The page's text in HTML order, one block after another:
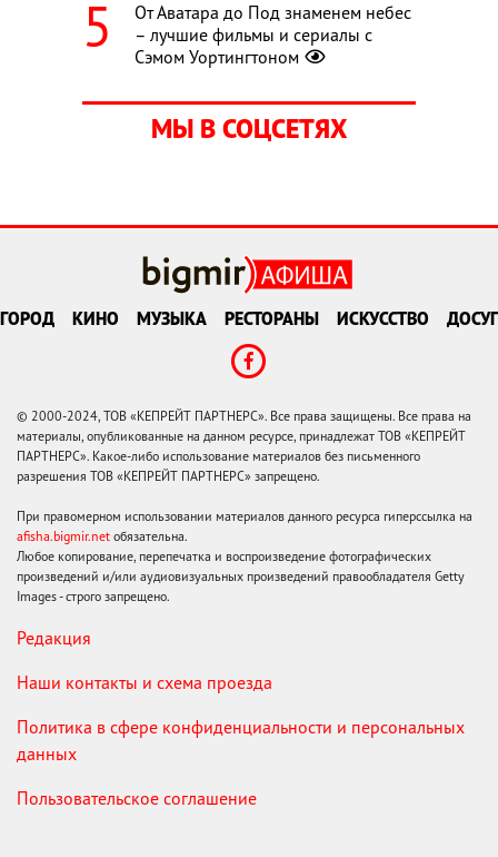
От Аватара до Под знаменем небес
– лучшие фильмы и сериалы с
Сэмом Уортингтоном
МЫ В СОЦСЕТЯХ
ГОРОД КИНО МУЗЫКА РЕСТОРАНЫ ИСКУССТВО ДОСУГ
© 2000-2024, ТОВ «КЕПРЕЙТ ПАРТНЕРС». Все права защищены. Все права на
материалы, опубликованные на данном ресурсе, принадлежат ТОВ «КЕПРЕЙТ
ПАРТНЕРС». Какое-либо использование материалов без письменного
разрешения ТОВ «КЕПРЕЙТ ПАРТНЕРС» запрещено.
При правомерном использовании материалов данного ресурса гиперссылка на
afisha.bigmir.net обязательна.
Любое копирование, перепечатка и воспроизведение фотографических
произведений и/или аудиовизуальных произведений правообладателя Getty
Images - строго запрещено.
Редакция
Наши контакты и схема проезда
Политика в сфере конфиденциальности и персональных
данных
Пользовательское соглашение